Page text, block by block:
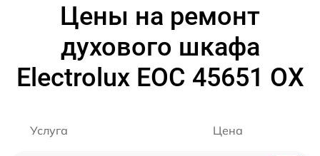
Цены на ремонт
духового шкафа
Electrolux EOC 45651 OX
Услуга Цена